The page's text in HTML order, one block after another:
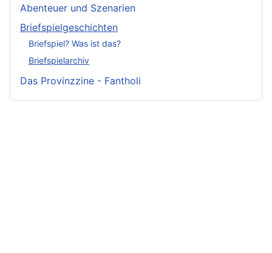
Abenteuer und Szenarien
Briefspielgeschichten
Briefspiel? Was ist das?
Briefspielarchiv
Das Provinzzine - Fantholi